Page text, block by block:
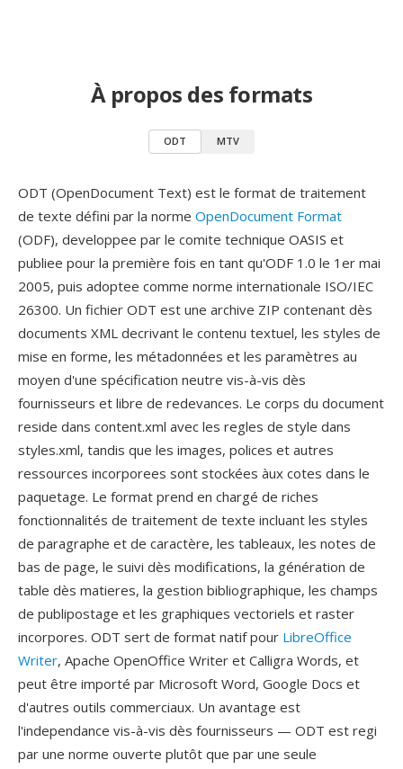
À propos des formats
ODT MTV
ODT (OpenDocument Text) est le format de traitement
de texte défini par la norme OpenDocument Format
(ODF), developpee par le comite technique OASIS et
publiee pour la première fois en tant qu'ODF 1.0 le 1er mai
2005, puis adoptee comme norme internationale ISO/IEC
26300. Un fichier ODT est une archive ZIP contenant dès
documents XML decrivant le contenu textuel, les styles de
mise en forme, les métadonnées et les paramètres au
moyen d'une spécification neutre vis-à-vis dès
fournisseurs et libre de redevances. Le corps du document
reside dans content.xml avec les regles de style dans
styles.xml, tandis que les images, polices et autres
ressources incorporees sont stockées àux cotes dans le
paquetage. Le format prend en chargé de riches
fonctionnalités de traitement de texte incluant les styles
de paragraphe et de caractère, les tableaux, les notes de
bas de page, le suivi dès modifications, la génération de
table dès matieres, la gestion bibliographique, les champs
de publipostage et les graphiques vectoriels et raster
incorpores. ODT sert de format natif pour LibreOffice
Writer, Apache OpenOffice Writer et Calligra Words, et
peut être importé par Microsoft Word, Google Docs et
d'autres outils commerciaux. Un avantage est
l'independance vis-à-vis dès fournisseurs — ODT est regi
par une norme ouverte plutôt que par une seule